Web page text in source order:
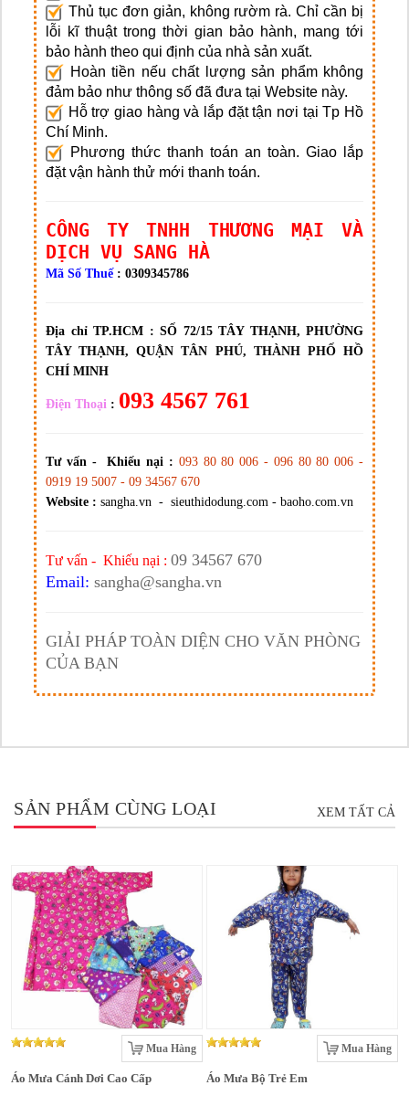
Thủ tục đơn giản, không rườm rà. Chỉ cần bị
lỗi kĩ thuật trong thời gian bảo hành, mang tới
bảo hành theo qui định của nhà sản xuất.
Hoàn tiền nếu chất lượng sản phẩm không
đảm bảo như thông số đã đưa tại Website này.
Hỗ trợ giao hàng và lắp đặt tận nơi tại Tp Hồ
Chí Minh.
Phương thức thanh toán an toàn. Giao lắp
đặt vận hành thử mới thanh toán.
CÔNG TY TNHH THƯƠNG MẠI VÀ
DỊCH VỤ SANG HÀ
Mã Số Thuế: 0309345786
Địa chỉ TP.HCM : SỐ 72/15 TÂY THẠNH, PHƯỜNG
TÂY THẠNH, QUẬN TÂN PHÚ, THÀNH PHỐ HỒ
CHÍ MINH
Điện Thoại : 093 4567 761
Tư vấn - Khiếu nại : 093 80 80 006 - 096 80 80 006 -
0919 19 5007 - 09 34567 670
Website : sangha.vn - sieuthidodung.com - baoho.com.vn
Tư vấn - Khiếu nại : 09 34567 670
Email: sangha@sangha.vn
GIẢI PHÁP TOÀN DIỆN CHO VĂN PHÒNG
CỦA BẠN
SẢN PHẨM CÙNG LOẠI XEM TẤT CẢ
Mua Hàng
Áo Mưa Cánh Dơi Cao Cấp
Mua Hàng
Áo Mưa Bộ Trẻ Em